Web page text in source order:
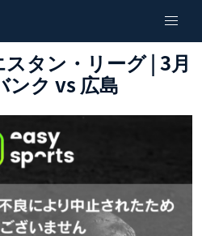
スタン・リーグ | 3月
ンク vs 広島